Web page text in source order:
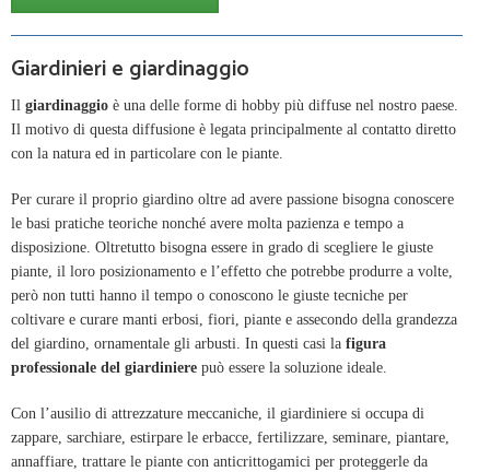
Giardinieri e giardinaggio
Il giardinaggio è una delle forme di hobby più diffuse nel nostro paese.
Il motivo di questa diffusione è legata principalmente al contatto diretto
con la natura ed in particolare con le piante.
Per curare il proprio giardino oltre ad avere passione bisogna conoscere
le basi pratiche teoriche nonché avere molta pazienza e tempo a
disposizione. Oltretutto bisogna essere in grado di scegliere le giuste
piante, il loro posizionamento e l’effetto che potrebbe produrre a volte,
però non tutti hanno il tempo o conoscono le giuste tecniche per
coltivare e curare manti erbosi, fiori, piante e assecondo della grandezza
del giardino, ornamentale gli arbusti. In questi casi la figura
professionale del giardiniere può essere la soluzione ideale.
Con l’ausilio di attrezzature meccaniche, il giardiniere si occupa di
zappare, sarchiare, estirpare le erbacce, fertilizzare, seminare, piantare,
annaffiare, trattare le piante con anticrittogamici per proteggerle da